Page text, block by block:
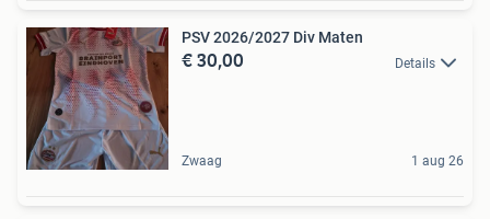
PSV 2026/2027 Div Maten
€ 30,00 Details
Zwaag 1 aug 26